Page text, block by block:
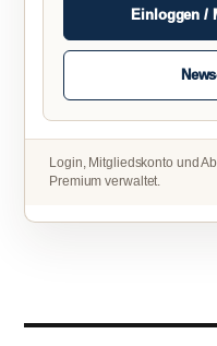
Einloggen /
Login, Mitgliedskonto und
Premium verwaltet.